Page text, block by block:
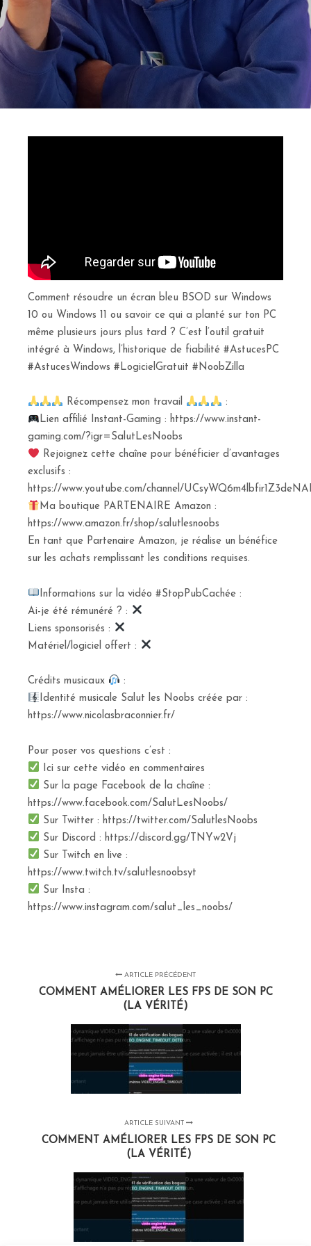
Comment résoudre un écran bleu BSOD sur Windows
10 ou Windows 11 ou savoir ce qui a planté sur ton PC
même plusieurs jours plus tard ? C’est l’outil gratuit
intégré à Windows, l’historique de fiabilité #AstucesPC
#AstucesWindows #LogicielGratuit #NoobZilla
Récompensez mon travail
:
Lien affilié Instant-Gaming : https://www.instant-
gaming.com/?igr=SalutLesNoobs
Rejoignez cette chaîne pour bénéficier d’avantages
exclusifs :
https://www.youtube.com/channel/
Ma boutique PARTENAIRE Amazon :
https://www.amazon.fr/shop/salutlesnoobs
En tant que Partenaire Amazon, je réalise un bénéfice
sur les achats remplissant les conditions requises.
Informations sur la vidéo #StopPubCachée :
Ai-je été rémunéré ? :
Liens sponsorisés :
Matériel/logiciel offert :
Crédits musicaux
:
Identité musicale Salut les Noobs créée par :
https://www.nicolasbraconnier.fr/
Pour poser vos questions c’est :
Ici sur cette vidéo en commentaires
Sur la page Facebook de la chaîne :
https://www.facebook.com/SalutLesNoobs/
Sur Twitter : https://twitter.com/SalutlesNoobs
Sur Discord : https://discord.gg/TNYw2Vj
Sur Twitch en live :
https://www.twitch.tv/salutlesnoobsyt
Sur Insta :
https://www.instagram.com/salut_les_noobs/
ARTICLE PRÉCÉDENT
COMMENT AMÉLIORER LES FPS DE SON PC
(LA VÉRITÉ)
ARTICLE SUIVANT
COMMENT AMÉLIORER LES FPS DE SON PC
(LA VÉRITÉ)